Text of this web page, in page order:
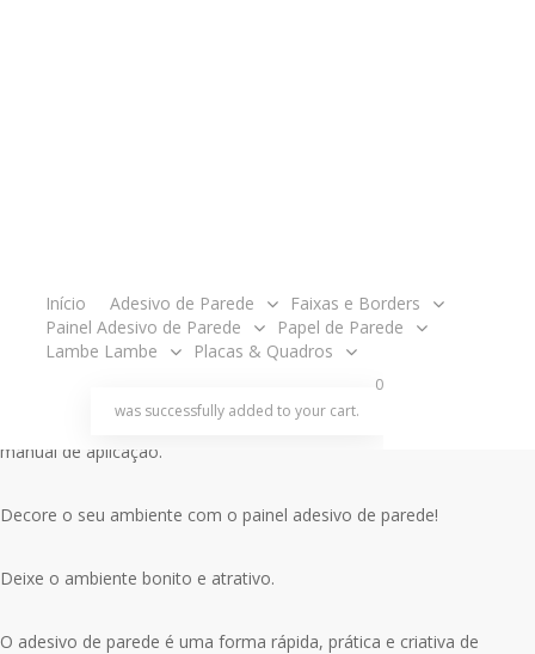
Início Adesivo de Parede
Faixas e Borders
Painel Adesivo de Parede
Papel de Parede
Lambe Lambe
Placas & Quadros
0
was successfully added to your cart.
original
era:
preço
atual
é:
Painel tamanho 3,05 metros de largura x 2,40m de altura.
O produto é enviado em partes, ou seja, em rolos para ser aplicado
um ao lado do outro como um papel de parede e acompanha
manual de aplicação.
Decore o seu ambiente com o painel adesivo de parede!
Deixe o ambiente bonito e atrativo.
O adesivo de parede é uma forma rápida, prática e criativa de